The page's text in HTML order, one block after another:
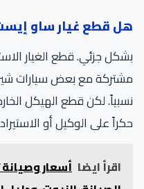
قطع غيار ساو إيست
جزئي. قطع الغيار
مع بعض سيارات شيري
لكن قطع الهيكل
على الوكيل أو
اقرأ ايضا